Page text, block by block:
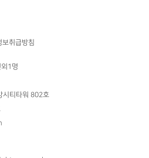
보취급방침
1명
시티타워 802호